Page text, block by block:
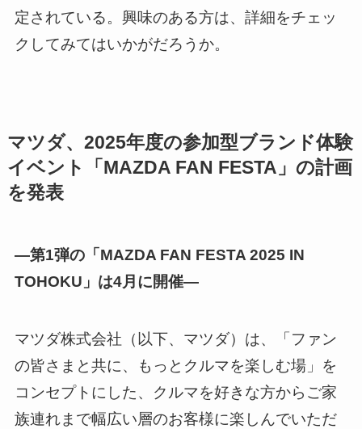
定されている。興味のある方は、詳細をチェッ
クしてみてはいかがだろうか。
マツダ、2025年度の参加型ブランド体験
イベント「MAZDA FAN FESTA」の計画
を発表
―第1弾の「MAZDA FAN FESTA 2025 IN
TOHOKU」は4月に開催―
マツダ株式会社（以下、マツダ）は、「ファン
の皆さまと共に、もっとクルマを楽しむ場」を
コンセプトにした、クルマを好きな方からご家
族連れまで幅広い層のお客様に楽しんでいただ